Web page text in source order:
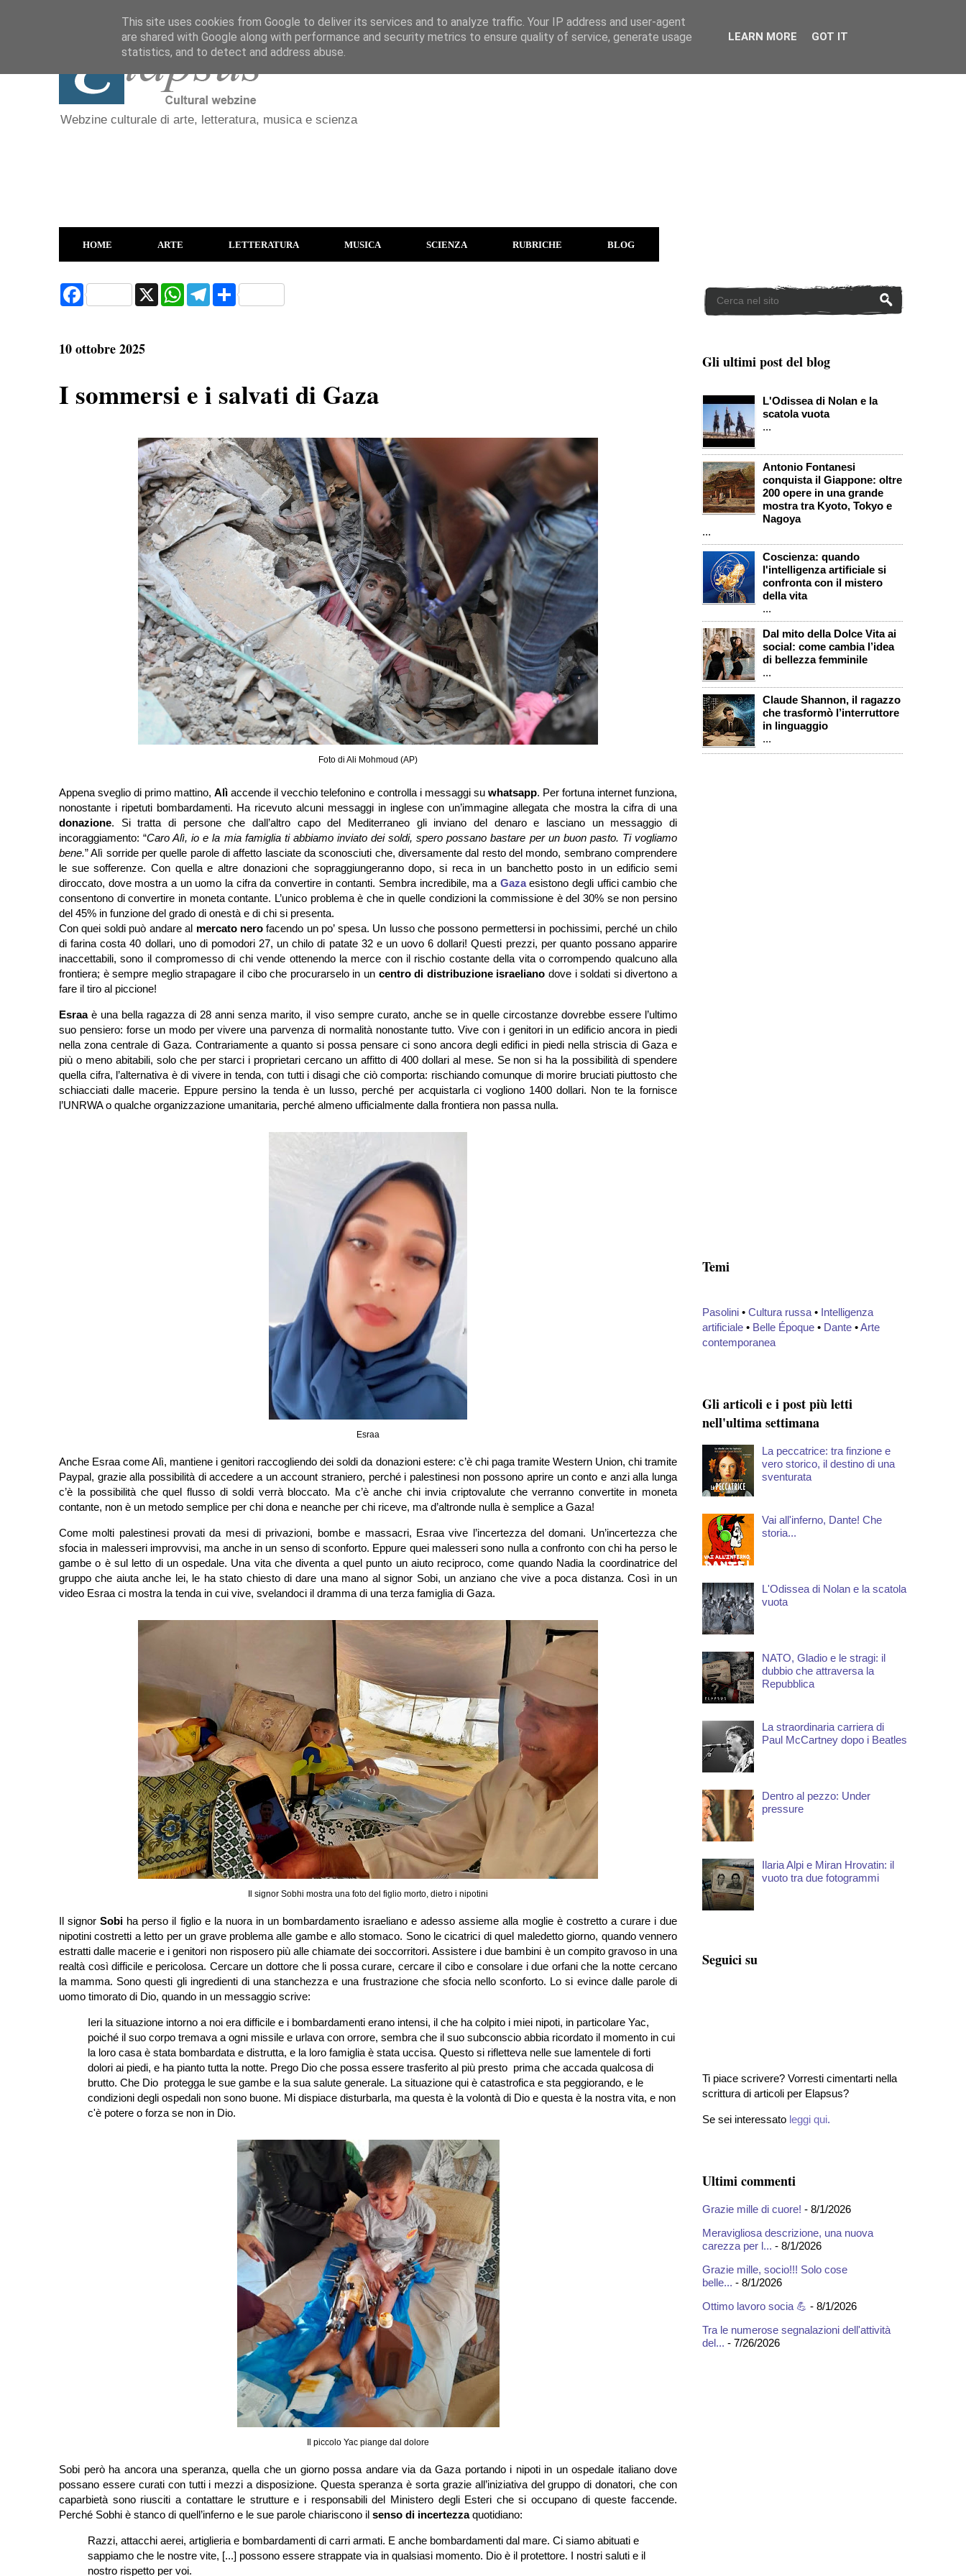
Webzine culturale di arte, letteratura, musica e scienza
HOME ARTE LETTERATURA MUSICA SCIENZA RUBRICHE BLOG
F
a
o
o
X
W
T
S
h
10 ottobre 2025
I sommersi e i salvati di Gaza
Foto di Ali Mohmoud (AP)
Appena sveglio di primo mattino,Alì accende il vecchio telefonino e controlla i messaggi su whatsapp. Per fortuna internet funziona,
nonostante i ripetuti bombardamenti. Ha ricevuto alcuni messaggi in inglese con un’immagine allegata che mostra la cifra di una
donazione. Si tratta di persone che dall’altro capo del Mediterraneo gli inviano del denaro e lasciano un messaggio di
incoraggiamento: “Caro Alì, io e la mia famiglia ti abbiamo inviato dei soldi, spero possano bastare per un buon pasto. Ti vogliamo
bene.” Alì sorride per quelle parole di affetto lasciate da sconosciuti che, diversamente dal resto del mondo, sembrano comprendere
le sue sofferenze. Con quella e altre donazioni che sopraggiungeranno dopo, si reca in un banchetto posto in un edificio semi
diroccato, dove mostra a un uomo la cifra da convertire in contanti. Sembra incredibile, ma a Gazaesistono degli uffici cambio che
consentono di convertire in moneta contante. L’unico problema è che in quelle condizioni la commissione è del 30% se non persino
del 45% in funzione del grado di onestà e di chi si presenta.
Con quei soldi può andare al mercato nero facendo un po’ spesa. Un lusso che possono permettersi in pochissimi, perché un chilo
di farina costa 40 dollari, uno di pomodori 27, un chilo di patate 32 e un uovo 6 dollari! Questi prezzi, per quanto possano apparire
inaccettabili, sono il compromesso di chi vende ottenendo la merce con il rischio costante della vita o corrompendo qualcuno alla
frontiera; è sempre meglio strapagare il cibo che procurarselo in un centro di distribuzione israeliano dove i soldati si divertono a
fare il tiro al piccione!
Esraaè una bella ragazza di 28 anni senza marito, il viso sempre curato, anche se in quelle circostanze dovrebbe essere l’ultimo
suo pensiero: forse un modo per vivere una parvenza di normalità nonostante tutto. Vive con i genitori in un edificio ancora in piedi
nella zona centrale di Gaza. Contrariamente a quanto si possa pensare ci sono ancora degli edifici in piedi nella striscia di Gaza e
più o meno abitabili, solo che per starci i proprietari cercano un affitto di 400 dollari al mese. Se non si ha la possibilità di spendere
quella cifra, l’alternativa è di vivere in tenda, con tutti i disagi che ciò comporta: rischiando comunque di morire bruciati piuttosto che
schiacciati dalle macerie. Eppure persino la tenda è un lusso, perché per acquistarla ci vogliono 1400 dollari. Non te la fornisce
l’UNRWA o qualche organizzazione umanitaria, perché almeno ufficialmente dalla frontiera non passa nulla.
Esraa
Anche Esraa come Alì, mantiene i genitori raccogliendo dei soldi da donazioni estere: c’è chi paga tramite Western Union, chi tramite
Paypal, grazie alla possibilità di accedere a un account straniero, perché i palestinesi non possono aprire un conto e anzi alla lunga
c’è la possibilità che quel flusso di soldi verrà bloccato. Ma c’è anche chi invia criptovalute che verranno convertite in moneta
contante, non è un metodo semplice per chi dona e neanche per chi riceve, ma d’altronde nulla è semplice a Gaza!
Come molti palestinesi provati da mesi di privazioni, bombe e massacri, Esraa vive l’incertezza del domani. Un’incertezza che
sfocia in malesseri improvvisi, ma anche in un senso di sconforto. Eppure quei malesseri sono nulla a confronto con chi ha perso le
gambe o è sul letto di un ospedale. Una vita che diventa a quel punto un aiuto reciproco, come quando Nadia la coordinatrice del
gruppo che aiuta anche lei, le ha stato chiesto di dare una mano al signor Sobi, un anziano che vive a poca distanza. Così in un
video Esraa ci mostra la tenda in cui vive, svelandoci il dramma di una terza famiglia di Gaza.
Il signor Sobhi mostra una foto del figlio morto, dietro i nipotini
Il signorSobi ha perso il figlio e la nuora in un bombardamento israeliano e adesso assieme alla moglie è costretto a curare i due
nipotini costretti a letto per un grave problema alle gambe e allo stomaco. Sono le cicatrici di quel maledetto giorno, quando vennero
estratti dalle macerie e i genitori non risposero più alle chiamate dei soccorritori. Assistere i due bambini è un compito gravoso in una
realtà così difficile e pericolosa. Cercare un dottore che li possa curare, cercare il cibo e consolare i due orfani che la notte cercano
la mamma. Sono questi gli ingredienti di una stanchezza e una frustrazione che sfocia nello sconforto. Lo si evince dalle parole di
uomo timorato di Dio, quando in un messaggio scrive:
Ieri la situazione intorno a noi era difficile e i bombardamenti erano intensi, il che ha colpito i miei nipoti, in particolare Yac,
poiché il suo corpo tremava a ogni missile e urlava con orrore, sembra che il suo subconscio abbia ricordato il momento in cui
la loro casa è stata bombardata e distrutta, e la loro famiglia è stata uccisa. Questo si rifletteva nelle sue lamentele di forti
dolori ai piedi, e ha pianto tutta la notte. Prego Dio che possa essere trasferito al più presto prima che accada qualcosa di
brutto. Che Dio protegga le sue gambe e la sua salute generale. La situazione qui è catastrofica e sta peggiorando, e le
condizioni degli ospedali non sono buone. Mi dispiace disturbarla, ma questa è la volontà di Dio e questa è la nostra vita, e non
c'è potere o forza se non in Dio.
Il piccolo Yac piange dal dolore
Sobi però ha ancora una speranza, quella che un giorno possa andare via da Gaza portando i nipoti in un ospedale italiano dove
possano essere curati con tutti i mezzi a disposizione. Questa speranza è sorta grazie all’iniziativa del gruppo di donatori, che con
caparbietà sono riusciti a contattare le strutture e i responsabili del Ministero degli Esteri che si occupano di queste faccende.
Perché Sobhi è stanco di quell’inferno e le sue parole chiariscono il senso di incertezzaquotidiano:
Razzi, attacchi aerei, artiglieria e bombardamenti di carri armati. E anche bombardamenti dal mare. Ci siamo abituati e
sappiamo che le nostre vite, [...] possono essere strappate via in qualsiasi momento. Dio è il protettore. I nostri saluti e il
nostro rispetto per voi.
Gli ultimi post del blog
L'Odissea di Nolan e la
scatola vuota
...
Antonio Fontanesi
conquista il Giappone: oltre
200 opere in una grande
mostra tra Kyoto, Tokyo e
Nagoya
...
Coscienza: quando
l'intelligenza artificiale si
confronta con il mistero
della vita
...
Dal mito della Dolce Vita ai
social: come cambia l’idea
di bellezza femminile
...
Claude Shannon, il ragazzo
che trasformò l’interruttore
in linguaggio
...
Temi
Pasolini • Cultura russa • Intelligenza
artificiale • Belle Époque • Dante •Arte
contemporanea
Gli articoli e i post più letti
nell'ultima settimana
La peccatrice: tra finzione e
vero storico, il destino di una
sventurata
Vai all'inferno, Dante! Che
storia...
L'Odissea di Nolan e la scatola
vuota
NATO, Gladio e le stragi: il
dubbio che attraversa la
Repubblica
La straordinaria carriera di
Paul McCartney dopo i Beatles
Dentro al pezzo: Under
pressure
Ilaria Alpi e Miran Hrovatin: il
vuoto tra due fotogrammi
Seguici su
Ti piace scrivere? Vorresti cimentarti nella
scrittura di articoli per Elapsus?
Se sei interessato leggi qui.
Ultimi commenti
Grazie mille di cuore! - 8/1/2026
Meravigliosa descrizione, una nuova
carezza per l... - 8/1/2026
Grazie mille, socio!!! Solo cose
belle... - 8/1/2026
Ottimo lavoro socia 💪 - 8/1/2026
Tra le numerose segnalazioni dell'attività
del... - 7/26/2026
This site uses cookies from Google to deliver its services and to analyze traffic. Your IP address and user-agent
are shared with Google along with performance and security metrics to ensure quality of service, generate usage
statistics, and to detect and address abuse.
LEARN MORE GOT IT